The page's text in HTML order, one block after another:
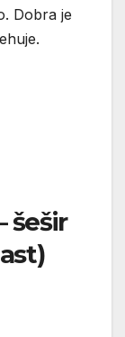
Dobra je
šešir